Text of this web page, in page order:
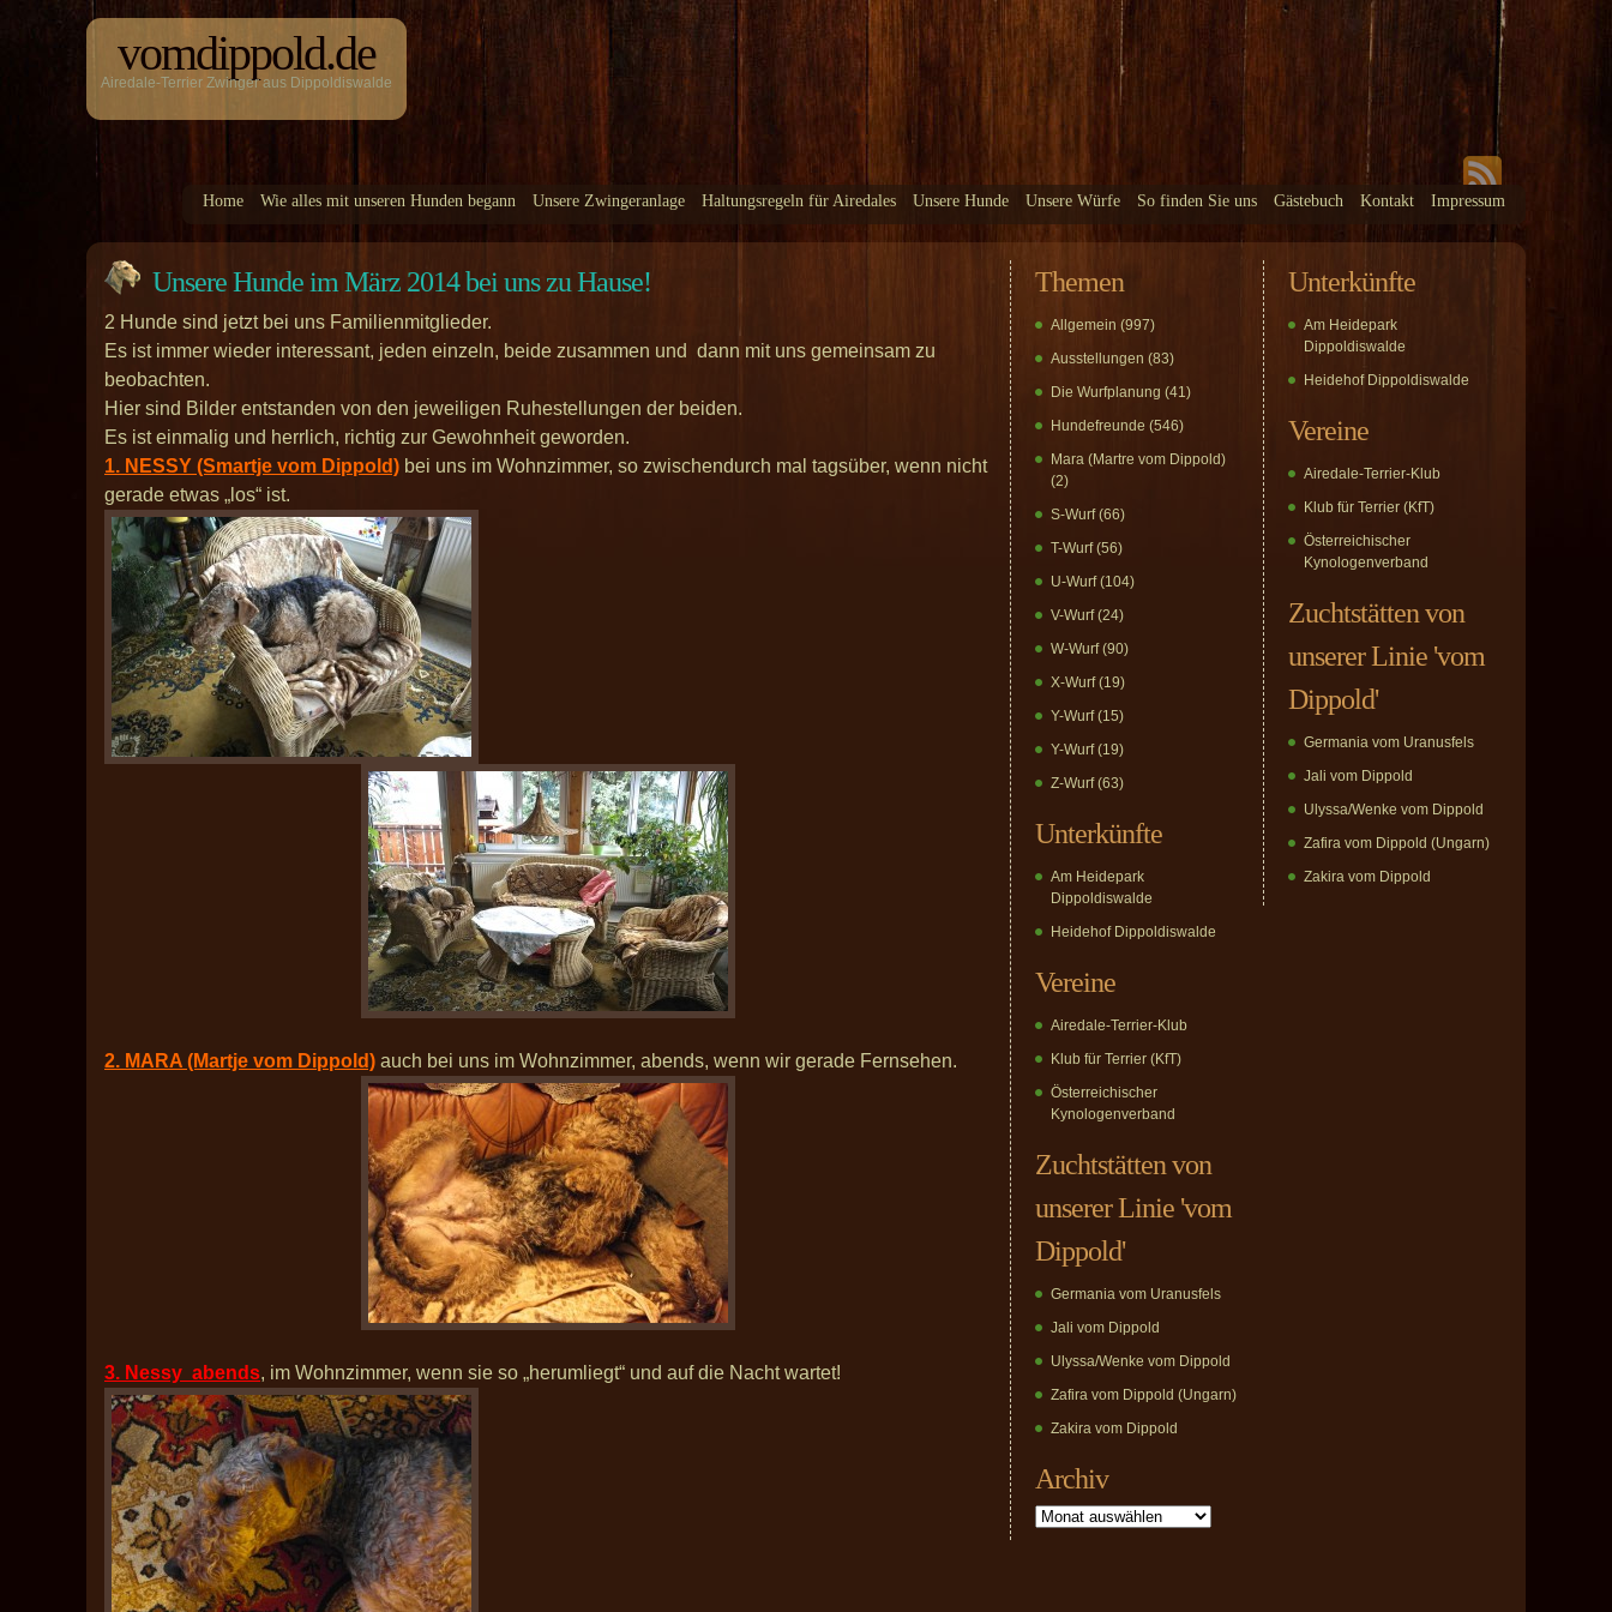
vomdippold.de
Airedale-Terrier Zwinger aus Dippoldiswalde
Home Wie alles mit unseren Hunden begann Unsere Zwingeranlage Haltungsregeln für Airedales Unsere Hunde Unsere Würfe So finden Sie uns Gästebuch Kontakt Impressum
Unsere Hunde im März 2014 bei uns zu Hause!
2 Hunde sind jetzt bei uns Familienmitglieder.
Es ist immer wieder interessant, jeden einzeln, beide zusammen und dann mit uns gemeinsam zu
beobachten.
Hier sind Bilder entstanden von den jeweiligen Ruhestellungen der beiden.
Es ist einmalig und herrlich, richtig zur Gewohnheit geworden.
1. NESSY (Smartje vom Dippold) bei uns im Wohnzimmer, so zwischendurch mal tagsüber, wenn nicht
gerade etwas „los“ ist.
2. MARA (Martje vom Dippold) auch bei uns im Wohnzimmer, abends, wenn wir gerade Fernsehen.
3. Nessy abends, im Wohnzimmer, wenn sie so „herumliegt“ und auf die Nacht wartet!
Themen
Allgemein (997)
Ausstellungen (83)
Die Wurfplanung (41)
Hundefreunde (546)
Mara (Martre vom Dippold)
(2)
S-Wurf(66)
T-Wurf(56)
U-Wurf(104)
V-Wurf(24)
W-Wurf(90)
X-Wurf(19)
Y-Wurf(15)
Y-Wurf(19)
Z-Wurf(63)
Unterkünfte
Am Heidepark
Dippoldiswalde
Heidehof Dippoldiswalde
Vereine
Airedale-Terrier-Klub
Klub für Terrier (KfT)
Österreichischer
Kynologenverband
Zuchtstätten von
unserer Linie 'vom
Dippold'
Germania vom Uranusfels
Jali vom Dippold
Ulyssa/Wenke vom Dippold
Zafira vom Dippold (Ungarn)
Zakira vom Dippold
Archiv
Archiv
Unterkünfte
Am Heidepark
Dippoldiswalde
Heidehof Dippoldiswalde
Vereine
Airedale-Terrier-Klub
Klub für Terrier (KfT)
Österreichischer
Kynologenverband
Zuchtstätten von
unserer Linie 'vom
Dippold'
Germania vom Uranusfels
Jali vom Dippold
Ulyssa/Wenke vom Dippold
Zafira vom Dippold (Ungarn)
Zakira vom Dippold